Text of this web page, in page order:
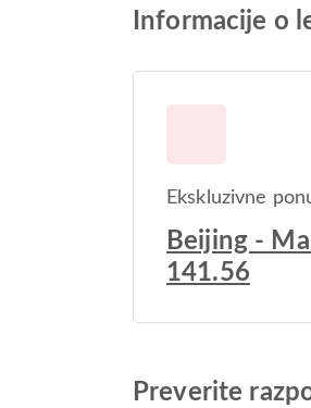
Informacije o
Ekskluzivne
Beijing -
141.56
Preverite